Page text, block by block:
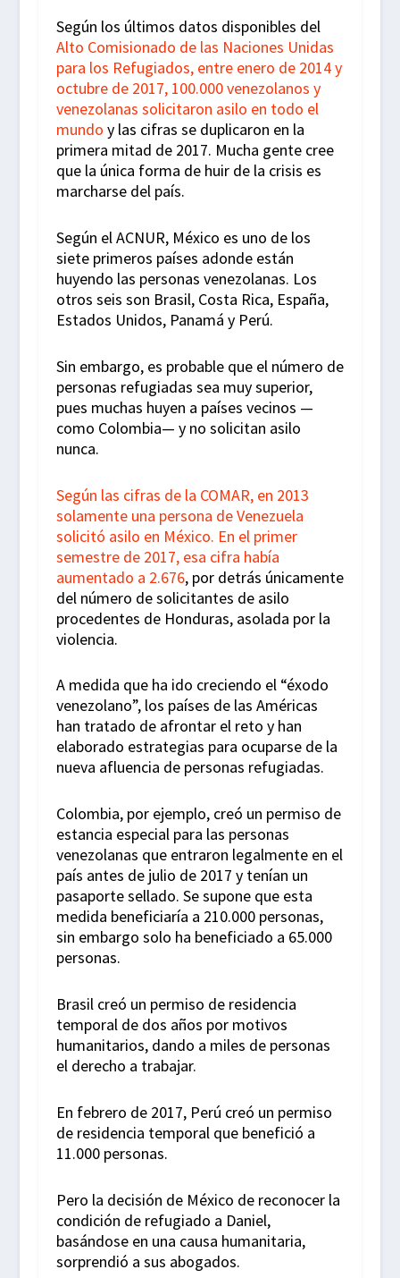
Según los últimos datos disponibles del
Alto Comisionado de las Naciones Unidas
para los Refugiados, entre enero de 2014 y
octubre de 2017, 100.000 venezolanos y
venezolanas solicitaron asilo en todo el
mundo y las cifras se duplicaron en la
primera mitad de 2017. Mucha gente cree
que la única forma de huir de la crisis es
marcharse del país.
Según el ACNUR, México es uno de los
siete primeros países adonde están
huyendo las personas venezolanas. Los
otros seis son Brasil, Costa Rica, España,
Estados Unidos, Panamá y Perú.
Sin embargo, es probable que el número de
personas refugiadas sea muy superior,
pues muchas huyen a países vecinos —
como Colombia— y no solicitan asilo
nunca.
Según las cifras de la COMAR, en 2013
solamente una persona de Venezuela
solicitó asilo en México. En el primer
semestre de 2017, esa cifra había
aumentado a 2.676, por detrás únicamente
del número de solicitantes de asilo
procedentes de Honduras, asolada por la
violencia.
A medida que ha ido creciendo el “éxodo
venezolano”, los países de las Américas
han tratado de afrontar el reto y han
elaborado estrategias para ocuparse de la
nueva afluencia de personas refugiadas.
Colombia, por ejemplo, creó un permiso de
estancia especial para las personas
venezolanas que entraron legalmente en el
país antes de julio de 2017 y tenían un
pasaporte sellado. Se supone que esta
medida beneficiaría a 210.000 personas,
sin embargo solo ha beneficiado a 65.000
personas.
Brasil creó un permiso de residencia
temporal de dos años por motivos
humanitarios, dando a miles de personas
el derecho a trabajar.
En febrero de 2017, Perú creó un permiso
de residencia temporal que benefició a
11.000 personas.
Pero la decisión de México de reconocer la
condición de refugiado a Daniel,
basándose en una causa humanitaria,
sorprendió a sus abogados.